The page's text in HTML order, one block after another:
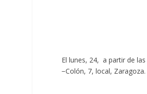
El lunes, 24, a partir de
−Colón, 7, local,